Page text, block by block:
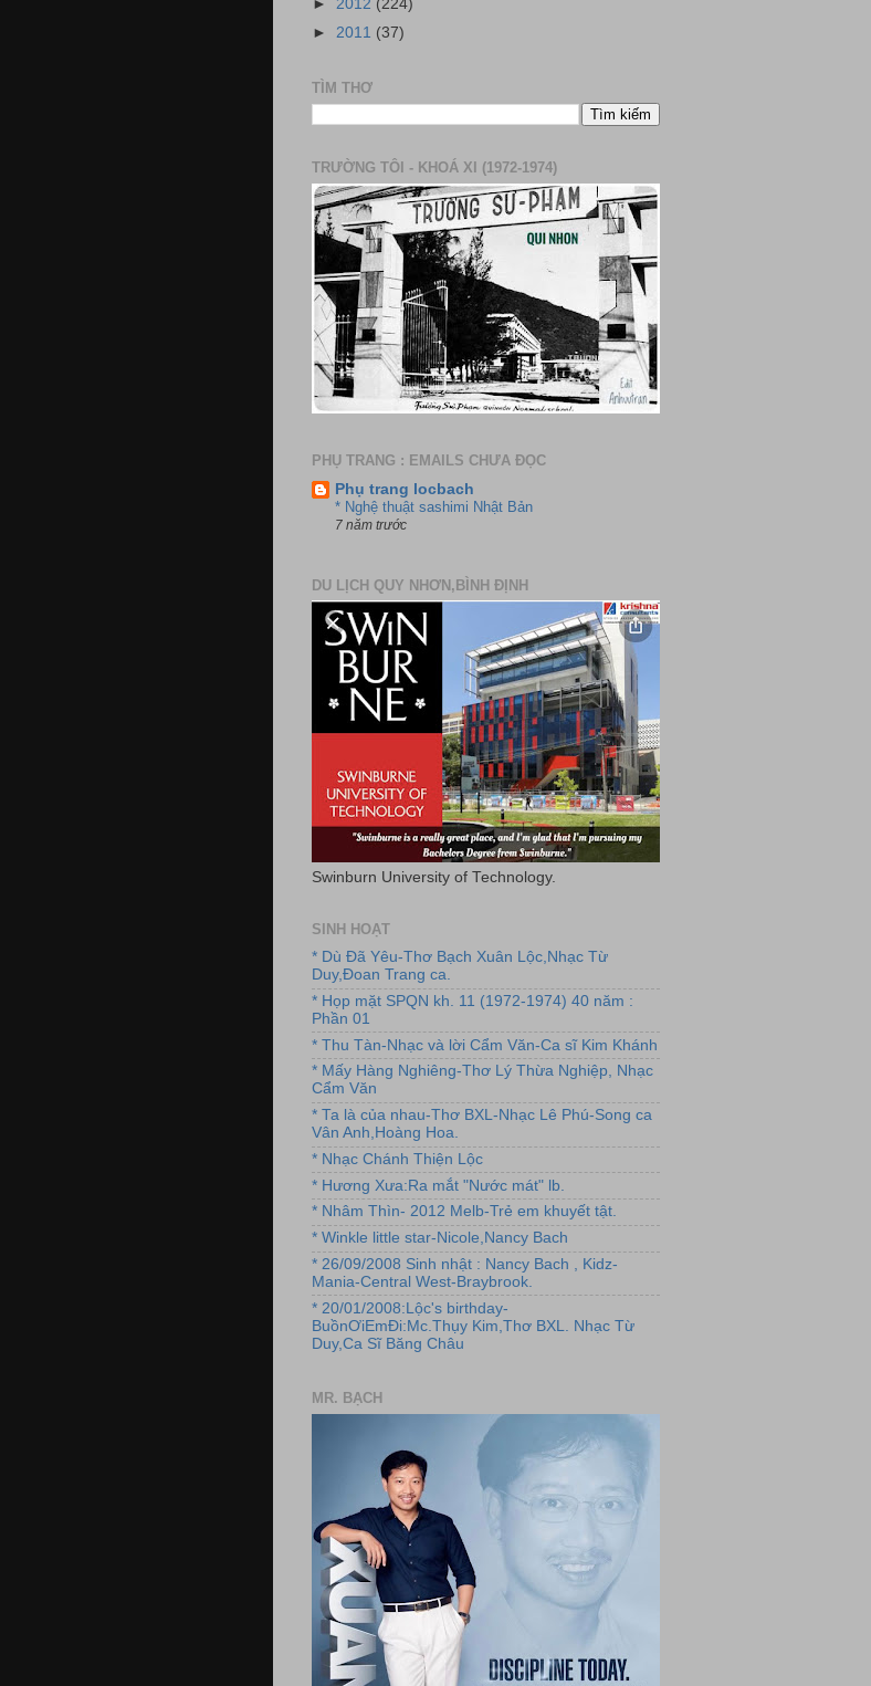
► 2012 (224)
► 2011 (37)
TÌM THƠ
TRƯỜNG TÔI - KHOÁ XI (1972-1974)
PHỤ TRANG : EMAILS CHƯA ĐỌC
Phụ trang locbach
* Nghệ thuật sashimi Nhật Bản
7 năm trước
DU LỊCH QUY NHƠN,BÌNH ĐỊNH
Swinburn University of Technology.
SINH HOẠT
* Dù Đã Yêu-Thơ Bạch Xuân Lộc,Nhạc Từ
Duy,Đoan Trang ca.
* Họp mặt SPQN kh. 11 (1972-1974) 40 năm :
Phần 01
* Thu Tàn-Nhạc và lời Cẩm Văn-Ca sĩ Kim Khánh
* Mấy Hàng Nghiêng-Thơ Lý Thừa Nghiệp, Nhạc
Cẩm Văn
* Ta là của nhau-Thơ BXL-Nhạc Lê Phú-Song ca
Vân Anh,Hoàng Hoa.
* Nhạc Chánh Thiện Lộc
* Hương Xưa:Ra mắt "Nước mát" lb.
* Nhâm Thìn- 2012 Melb-Trẻ em khuyết tật.
* Winkle little star-Nicole,Nancy Bach
* 26/09/2008 Sinh nhật : Nancy Bach , Kidz-
Mania-Central West-Braybrook.
* 20/01/2008:Lộc's birthday-
BuồnƠiEmĐi:Mc.Thụy Kim,Thơ BXL. Nhạc Từ
Duy,Ca Sĩ Băng Châu
MR. BẠCH